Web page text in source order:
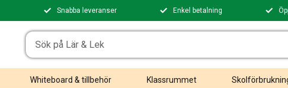
Snabba leveranser Enkel betalning
Whiteboard & tillbehör Klassrummet